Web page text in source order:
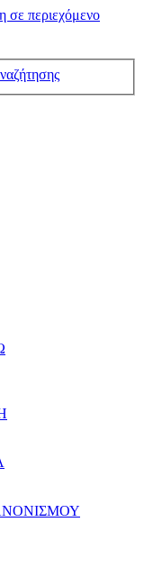
σε περιεχόμενο